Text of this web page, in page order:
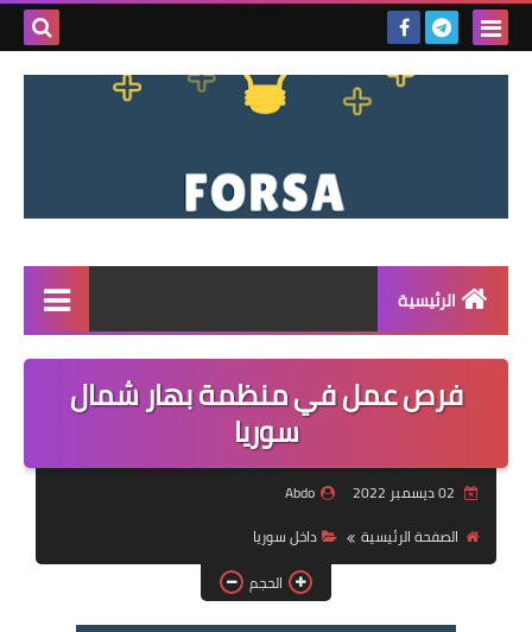
بحث
الرئيسية
القائمة
مناقصات
فرص عمل داخل سوريا
فرص عمل في العراق
فرص عمل في اليمن
فرص عمل في منظمة بهار شمال
سوريا
Abdo
الصفحة الرئيسية
داخل سوريا
الحجم